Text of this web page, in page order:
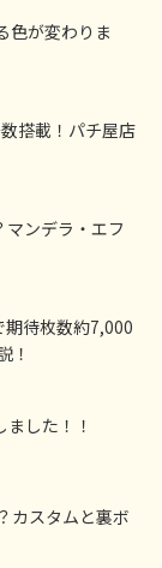
色が変わりま
搭載！パチ屋店
マンデラ・エフ
期待枚数約7,000
！
した！！
カスタムと裏ボ